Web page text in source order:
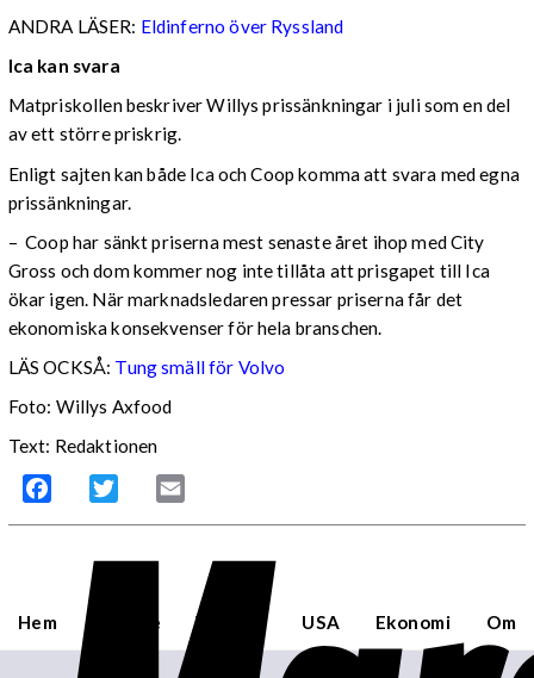
ANDRA LÄSER: Eldinferno över Ryssland
Ica kan svara
Matpriskollen beskriver Willys prissänkningar i juli som en del
av ett större priskrig.
Enligt sajten kan både Ica och Coop komma att svara med egna
prissänkningar.
– Coop har sänkt priserna mest senaste året ihop med City
Gross och dom kommer nog inte tillåta att prisgapet till Ica
ökar igen. När marknadsledaren pressar priserna får det
ekonomiska konsekvenser för hela branschen.
LÄS OCKSÅ: Tung smäll för Volvo
Foto: Willys Axfood
Text: Redaktionen
Facebook Twitter
Hem Sverige Världen USA Ekonomi Om